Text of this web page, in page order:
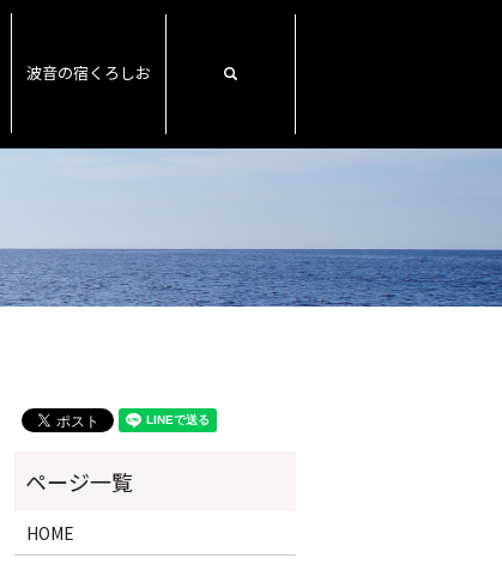
波音の宿くろしお
HOME